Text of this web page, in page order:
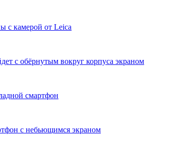
с камерой от Leica
с обёрнутым вокруг корпуса экраном
смартфон
с небьющимся экраном